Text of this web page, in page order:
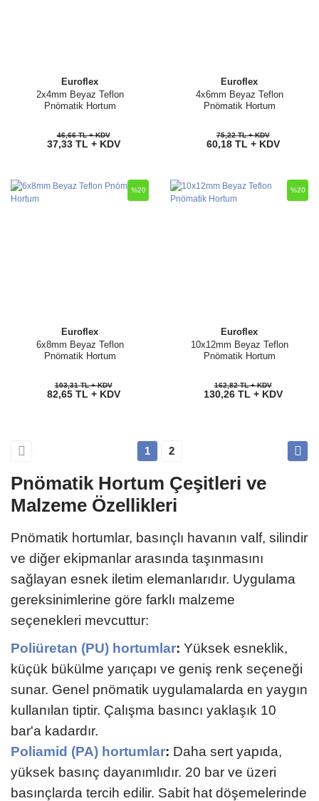
Euroflex
2x4mm Beyaz Teflon
Pnömatik Hortum
46,66 TL + KDV
37,33 TL + KDV
Euroflex
4x6mm Beyaz Teflon
Pnömatik Hortum
75,22 TL + KDV
60,18 TL + KDV
Euroflex
6x8mm Beyaz Teflon
Pnömatik Hortum
%20
103,31 TL + KDV
82,65 TL + KDV
Euroflex
10x12mm Beyaz Teflon
Pnömatik Hortum
%20
162,82 TL + KDV
130,26 TL + KDV
1 2
Pnömatik Hortum Çeşitleri ve
Malzeme Özellikleri
Pnömatik hortumlar, basınçlı havanın valf, silindir
ve diğer ekipmanlar arasında taşınmasını
sağlayan esnek iletim elemanlarıdır. Uygulama
gereksinimlerine göre farklı malzeme
seçenekleri mevcuttur:
Poliüretan (PU) hortumlar: Yüksek esneklik,
küçük bükülme yarıçapı ve geniş renk seçeneği
sunar. Genel pnömatik uygulamalarda en yaygın
kullanılan tiptir. Çalışma basıncı yaklaşık 10
bar'a kadardır.
Poliamid (PA) hortumlar: Daha sert yapıda,
yüksek basınç dayanımlıdır. 20 bar ve üzeri
basınçlarda tercih edilir. Sabit hat döşemelerinde